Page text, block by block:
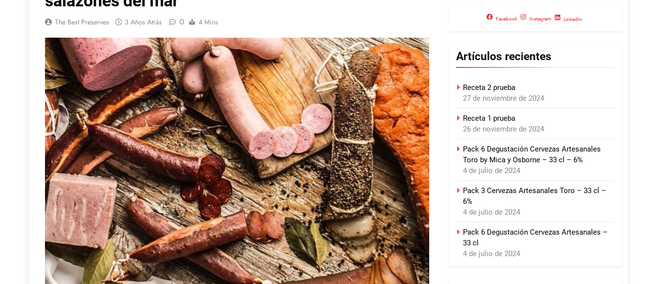
The Best Preserves 3 Años Atrás 0 4 Mins Facebook Instagram LinkedIn
Artículos recientes
Receta 2 prueba
27 de noviembre de 2024
Receta 1 prueba
26 de noviembre de 2024
Pack 6 Degustación Cervezas Artesanales
Toro by Mica y Osborne – 33 cl – 6%
4 de julio de 2024
Pack 3 Cervezas Artesanales Toro – 33 cl –
6%
4 de julio de 2024
Pack 6 Degustación Cervezas Artesanales –
33 cl
4 de julio de 2024